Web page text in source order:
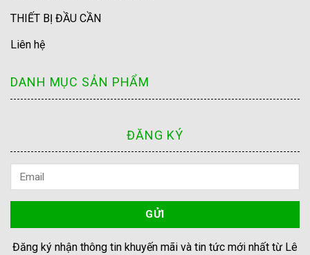
THIẾT BỊ ĐẦU CẦN
Liên hệ
DANH MỤC SẢN PHẨM
ĐĂNG KÝ
Đăng ký nhận thông tin khuyến mãi và tin tức mới nhất từ Lê